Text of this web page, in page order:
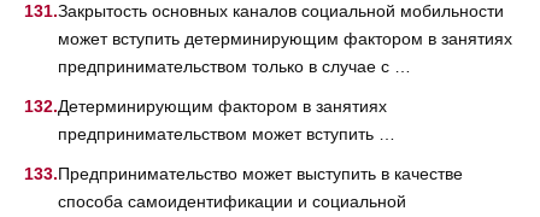
Закрытость основных каналов социальной мобильности
может вступить детерминирующим фактором в занятиях
предпринимательством только в случае с …
Детерминирующим фактором в занятиях
предпринимательством может вступить …
Предпринимательство может выступить в качестве
способа самоидентификации и социальной